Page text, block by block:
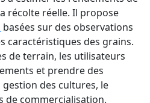
récolte réelle. Il propose
basées sur des observations
caractéristiques des grains.
de terrain, les utilisateurs
et prendre des
des cultures, le
de commercialisation.